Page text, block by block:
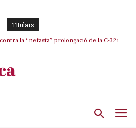
TItulars
la “nefasta” prolongació de la C-32 i
Sunyol uneix l’esport i la cultura en un emotiu